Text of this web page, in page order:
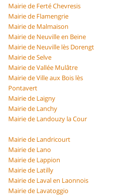
Mairie de Ferté Chevresis
Mairie de Flamengrie
Mairie de Malmaison
Mairie de Neuville en Beine
Mairie de Neuville lès Dorengt
Mairie de Selve
Mairie de Vallée Mulâtre
Mairie de Ville aux Bois lès
Pontavert
Mairie de Laigny
Mairie de Lanchy
Mairie de Landouzy la Cour
Mairie de Landricourt
Mairie de Lano
Mairie de Lappion
Mairie de Latilly
Mairie de Laval en Laonnois
Mairie de Lavatoggio